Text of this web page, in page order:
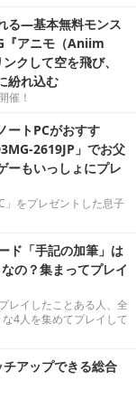
る―基本無料モンス
『アニモ（Aniim
クして空を飛び、
紛れ込む
催！
ートPCがおすす
2619JP」でお父
ーもいっしょにプレ
」をプレゼントした息子
ド「手記の加筆」は
の？集まってプレイ
レイしたことある人、全
4人を集めてプレイして
アップできる総合